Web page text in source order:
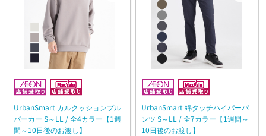
UrbanSmart カルクッションプル
パーカー S～LL / 全4カラー【1週
間～10日後のお渡し】
UrbanSmart 綿タッチハイパーパ
ンツ S～LL / 全7カラー【1週間～
10日後のお渡し】